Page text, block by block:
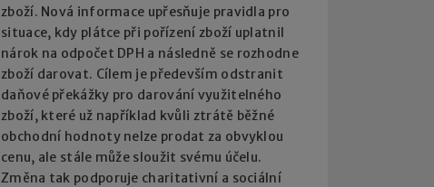
zboží. Nová informace upřesňuje pravidla pro
situace, kdy plátce při pořízení zboží uplatnil
nárok na odpočet DPH a následně se rozhodne
zboží darovat. Cílem je především odstranit
daňové překážky pro darování využitelného
zboží, které už například kvůli ztrátě běžné
obchodní hodnoty nelze prodat za obvyklou
cenu, ale stále může sloužit svému účelu.
Změna tak podporuje charitativní a sociální